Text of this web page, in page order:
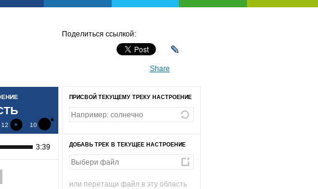
Поделиться ссылкой:
Share
12 10
3:39
ПРИСВОЙ ТЕКУЩЕМУ ТРЕКУ НАСТРОЕНИЕ
ДОБАВЬ ТРЕК В ТЕКУЩЕЕ НАСТРОЕНИЕ
или перетащи файл в эту область